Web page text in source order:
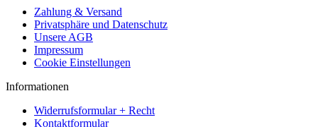
Zahlung & Versand
Privatsphäre und Datenschutz
Unsere AGB
Impressum
Cookie Einstellungen
Informationen
Widerrufsformular + Recht
Kontaktformular